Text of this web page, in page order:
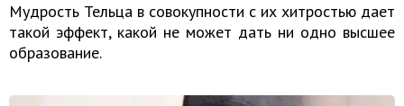
Мудрость Тельца в совокупности с их хитростью дает
такой эффект, какой не может дать ни одно высшее
образование.